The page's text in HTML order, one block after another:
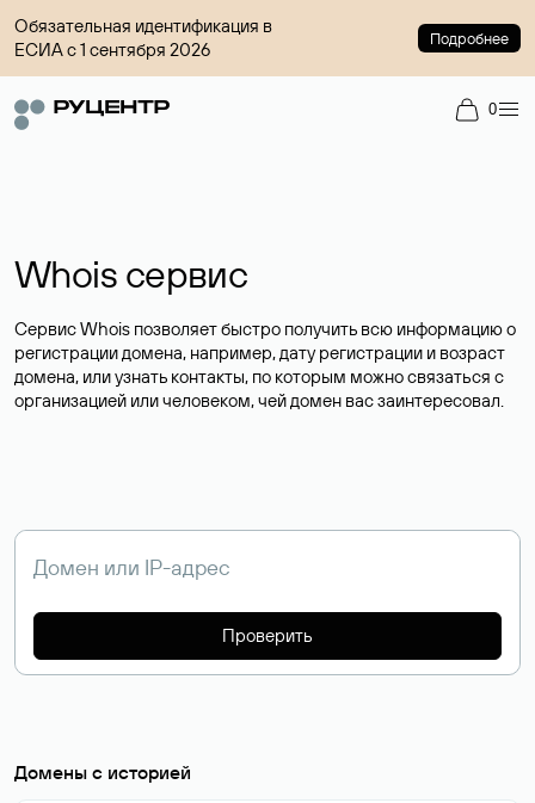
Обязательная идентификация в
ЕСИА с 1 сентября 2026
Подробнее
0
Whois сервис
Сервис Whois позволяет быстро получить всю информацию о
регистрации домена, например, дату регистрации и возраст
домена, или узнать контакты, по которым можно связаться с
организацией или человеком, чей домен вас заинтересовал.
Проверить
Домены с историей